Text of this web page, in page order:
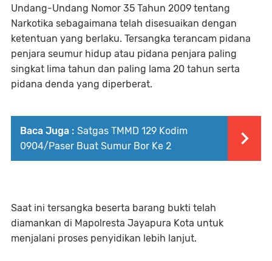
Undang-Undang Nomor 35 Tahun 2009 tentang
Narkotika sebagaimana telah disesuaikan dengan
ketentuan yang berlaku. Tersangka terancam pidana
penjara seumur hidup atau pidana penjara paling
singkat lima tahun dan paling lama 20 tahun serta
pidana denda yang diperberat.
Baca Juga : Satgas TMMD 129 Kodim
0904/Paser Buat Sumur Bor Ke 2
‎Saat ini tersangka beserta barang bukti telah
diamankan di Mapolresta Jayapura Kota untuk
menjalani proses penyidikan lebih lanjut.